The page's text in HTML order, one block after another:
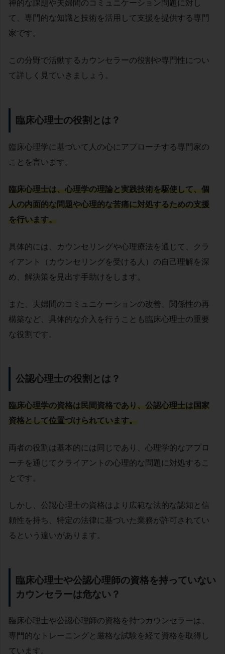
神的な課題や夫婦間のコミュニケーション問題に対し
て、専門的な知識と技術を活用して支援を提供する専門
家です。
この分野で活動するカウンセラーの役割や専門性につい
て詳しく見ていきましょう。
臨床心理士の役割とは？
臨床心理学に基づいて人の心にアプローチする専門家の
ことを言います。
臨床心理士は、心理学の理論と実践技術を駆使して、個
人の内面的な問題や心理的な苦痛に対処するための支援
を行います。
具体的には、カウンセリングや心理療法を通じて、クラ
イアント（カウンセリングを受ける人）の自己理解を深
め、解決策を見出す手助けをします。
また、夫婦間のコミュニケーションの改善、関係性の再
構築など、具体的な介入を行うことも臨床心理士の重要
な役割です。
公認心理士の役割とは？
臨床心理学の資格は民間資格であり、公認心理士は国家
資格として位置づけられています。
両者の役割は基本的には同じであり、心理学的なアプロ
ーチを通じてクライアントの心理的な問題に対処するこ
とです。
しかし、公認心理士の資格はより広範な法的な認知と信
頼性を持ち、特定の法律に基づいた業務が許可されてい
るという違いがあります。
臨床心理士や公認心理師の資格を持っていない
カウンセラーは危ない？
臨床心理士や公認心理師の資格を持つカウンセラーは、
専門的なトレーニングと厳格な試験を経て資格を取得し
ています。